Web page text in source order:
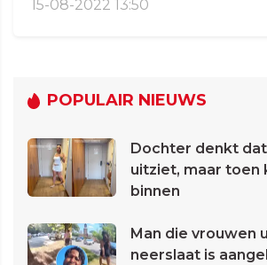
15-08-2022 13:50
POPULAIR NIEUWS
Dochter denkt
uitziet, maar toen
binnen
Man die vrouwen
neerslaat is